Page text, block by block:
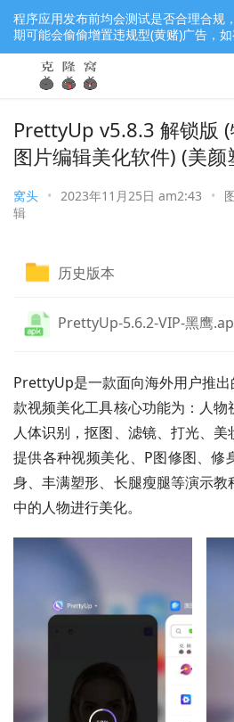
PrettyUp v5.8.3 解锁版
图片编辑美化软件) (美
窝头 • 2023年11月25日 am2:43 •
辑
历史版本
PrettyUp-5.6.2-VIP-黑鹰
PrettyUp是一款面向海外用户推
款视频美化工具核心功能为：人
人体识别，抠图、滤镜、打光、
提供各种视频美化、P图修图、修
身、丰满塑形、长腿瘦腿等演示
中的人物进行美化。
程序应用发布前均会测试是否合理合规
期可能会偷偷增置违规型(黄赌)广告，
馈窝长进行处理，共同监督维护良好的